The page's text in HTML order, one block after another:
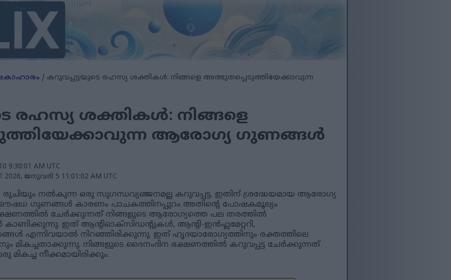
/ കറുവപ്പട്ടയുടെ രഹസ്യ ശക്തികൾ: നിങ്ങളെ അത്ഭുതപ്പെടുത്തിയേക്കാവുന്ന
രഹസ്യ ശക്തികൾ: നിങ്ങളെ
ആരോഗ്യ ഗുണങ്ങൾ
9:30:01 AM UTC
ജനുവരി 5 11:01:02 AM UTC
നൽകുന്ന ഒരു സുഗന്ധവ്യഞ്ജനമല്ല കറുവപ്പട്ട. ഇതിന് ശ്രദ്ധേയമായ ആരോഗ്യ
ഗുണങ്ങൾ കാരണം പാചകത്തിനപ്പുറം അതിന്റെ പോഷകമൂല്യം
ചേർക്കുന്നത് നിങ്ങളുടെ ആരോഗ്യത്തെ പല തരത്തിൽ
കാണിക്കുന്നു. ഇത് ആന്റിഓക്‌സിഡന്റുകൾ, ആന്റി-ഇൻഫ്ലമേറ്ററി,
എന്നിവയാൽ നിറഞ്ഞിരിക്കുന്നു. ഇത് ഹൃദയാരോഗ്യത്തിനും രക്തത്തിലെ
മികച്ചതാക്കുന്നു. നിങ്ങളുടെ ദൈനംദിന ഭക്ഷണത്തിൽ കറുവപ്പട്ട ചേർക്കുന്നത്
നീക്കമായിരിക്കും.